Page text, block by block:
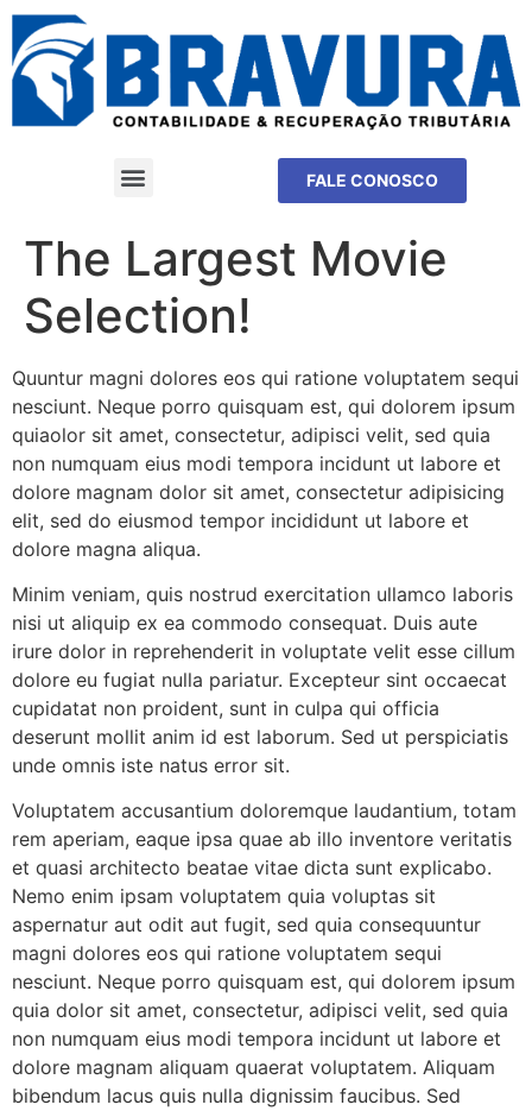
FALE CONOSCO
The Largest Movie
Selection!
Quuntur magni dolores eos qui ratione voluptatem sequi
nesciunt. Neque porro quisquam est, qui dolorem ipsum
quiaolor sit amet, consectetur, adipisci velit, sed quia
non numquam eius modi tempora incidunt ut labore et
dolore magnam dolor sit amet, consectetur adipisicing
elit, sed do eiusmod tempor incididunt ut labore et
dolore magna aliqua.
Minim veniam, quis nostrud exercitation ullamco laboris
nisi ut aliquip ex ea commodo consequat. Duis aute
irure dolor in reprehenderit in voluptate velit esse cillum
dolore eu fugiat nulla pariatur. Excepteur sint occaecat
cupidatat non proident, sunt in culpa qui officia
deserunt mollit anim id est laborum. Sed ut perspiciatis
unde omnis iste natus error sit.
Voluptatem accusantium doloremque laudantium, totam
rem aperiam, eaque ipsa quae ab illo inventore veritatis
et quasi architecto beatae vitae dicta sunt explicabo.
Nemo enim ipsam voluptatem quia voluptas sit
aspernatur aut odit aut fugit, sed quia consequuntur
magni dolores eos qui ratione voluptatem sequi
nesciunt. Neque porro quisquam est, qui dolorem ipsum
quia dolor sit amet, consectetur, adipisci velit, sed quia
non numquam eius modi tempora incidunt ut labore et
dolore magnam aliquam quaerat voluptatem. Aliquam
bibendum lacus quis nulla dignissim faucibus. Sed